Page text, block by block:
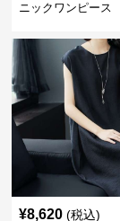
ニックワンピース
¥8,620 (税込)